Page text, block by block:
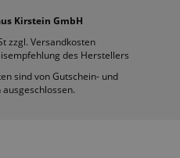
Kirstein GmbH
zzgl. Versandkosten
des Herstellers
sind von Gutschein- und